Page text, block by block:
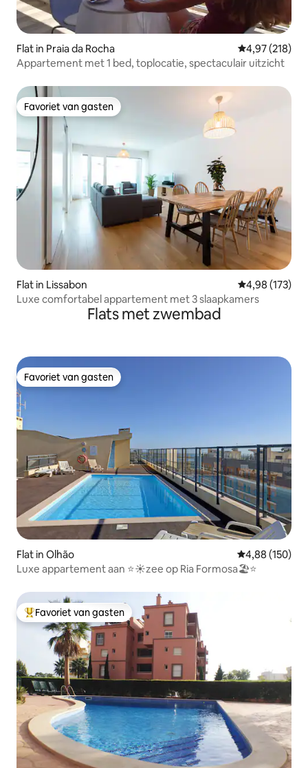
Flat in Praia da Rocha Gemiddelde
4,97 (218)
Appartement met 1 bed, toplocatie, spectaculair uitzicht
Favoriet van gasten
Favoriet van gasten
Flat in Lissabon Gemiddelde
4,98 (173)
Luxe comfortabel appartement met 3 slaapkamers
Flats met zwembad
Favoriet van gasten
Favoriet van gasten
Flat in Olhão Gemiddelde
4,88 (150)
Luxe appartement aan ⭐️☀️zee op Ria Formosa🏖⭐️
Topfavoriet van gasten
Favoriet van gasten